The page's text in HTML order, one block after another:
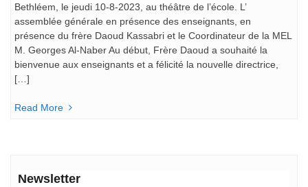
Bethléem, le jeudi 10-8-2023, au théâtre de l’école. L’
assemblée générale en présence des enseignants, en
présence du frère Daoud Kassabri et le Coordinateur de la MEL
M. Georges Al-Naber Au début, Frère Daoud a souhaité la
bienvenue aux enseignants et a félicité la nouvelle directrice,
[…]
Read More
Newsletter